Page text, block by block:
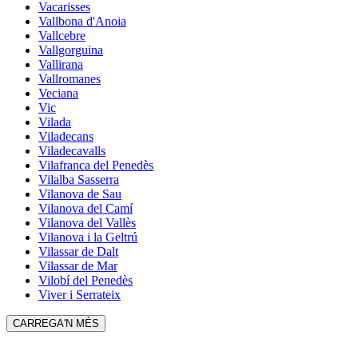
Vacarisses
Vallbona d'Anoia
Vallcebre
Vallgorguina
Vallirana
Vallromanes
Veciana
Vic
Vilada
Viladecans
Viladecavalls
Vilafranca del Penedès
Vilalba Sasserra
Vilanova de Sau
Vilanova del Camí
Vilanova del Vallès
Vilanova i la Geltrú
Vilassar de Dalt
Vilassar de Mar
Vilobí del Penedès
Viver i Serrateix
CARREGA'N MÉS